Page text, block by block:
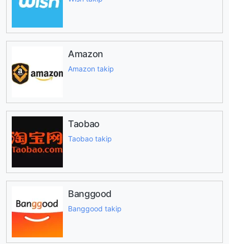
Amazon
Amazon takip
Taobao
Taobao takip
Banggood
Banggood takip